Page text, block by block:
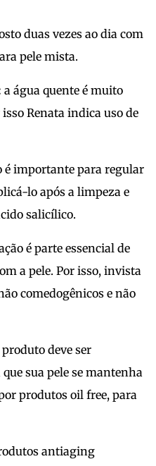
duas vezes ao dia com
pele mista.
a água quente é muito
Renata indica uso de
é importante para regular
lo após a limpeza e
salicílico.
é parte essencial de
a pele. Por isso, invista
comedogênicos e não
produto deve ser
sua pele se mantenha
produtos oil free, para
antiaging